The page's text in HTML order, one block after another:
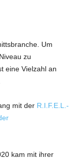
Um
zu
eine Vielzahl an
mit der R.I.F.E.L.-
kam mit ihrer